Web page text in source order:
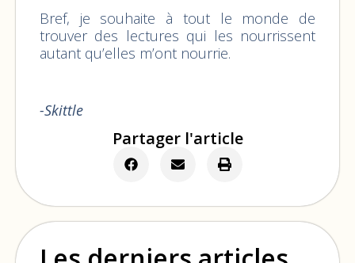
Bref, je souhaite à tout le monde de
trouver des lectures qui les nourrissent
autant qu’elles m’ont nourrie.
-Skittle
Partager l'article